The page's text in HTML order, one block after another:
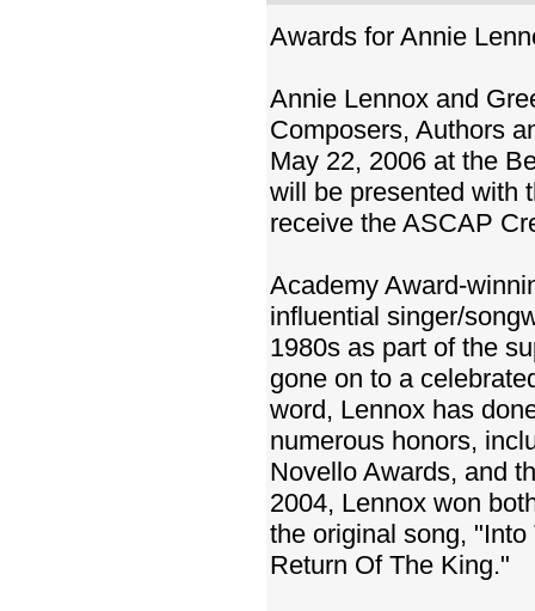
Awards for Annie
Annie Lennox and
Composers, Authors
May 22, 2006 at the
will be presented with
receive the ASCAP
Academy Award-
influential singer/
1980s as part of the
gone on to a
word, Lennox has
numerous honors,
Novello Awards, and
2004, Lennox won
the original song,
Return Of The King."